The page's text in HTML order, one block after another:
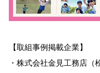
【取組事例掲載企業】
・株式会社金見工務店（